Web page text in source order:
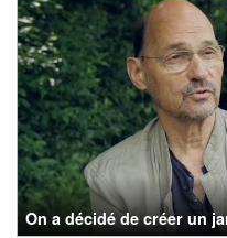
On a décidé de créer un